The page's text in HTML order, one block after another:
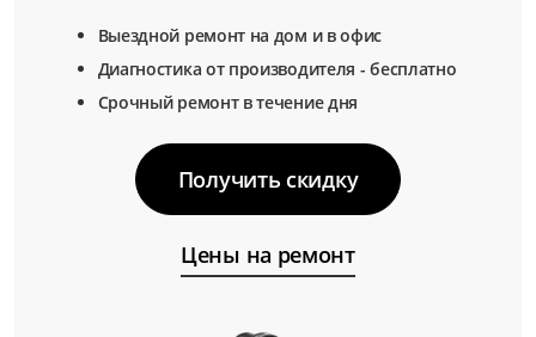
Выездной ремонт на дом и в офис
Диагностика от производителя - бесплатно
Срочный ремонт в течение дня
Получить скидку
Цены на ремонт